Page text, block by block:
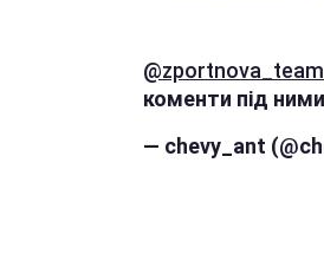
@zportnova_team
коменти під ними
— chevy_ant